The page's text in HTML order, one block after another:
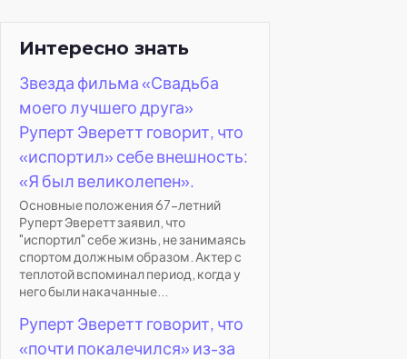
Интересно знать
Звезда фильма «Свадьба
моего лучшего друга»
Руперт Эверетт говорит, что
«испортил» себе внешность:
«Я был великолепен».
Основные положения 67-летний
Руперт Эверетт заявил, что
"испортил" себе жизнь, не занимаясь
спортом должным образом. Актер с
теплотой вспоминал период, когда у
него были накачанные...
Руперт Эверетт говорит, что
«почти покалечился» из-за